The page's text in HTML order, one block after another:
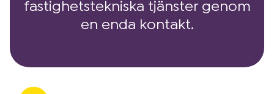
fastighetstekniska tjänster genom
en enda kontakt.